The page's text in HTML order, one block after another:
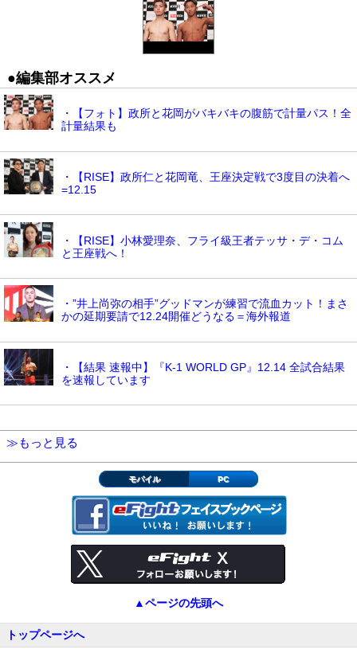
●編集部オススメ
・【フォト】政所と花岡がバキバキの腹筋で計量パス！全
計量結果も
・【RISE】政所仁と花岡竜、王座決定戦で3度目の決着へ
=12.15
・【RISE】小林愛理奈、フライ級王者テッサ・デ・コム
と王座戦へ！
・”井上尚弥の相手”グッドマンが練習で流血カット！まさ
かの延期要請で12.24開催どうなる＝海外報道
・【結果 速報中】『K-1 WORLD GP』12.14 全試合結果
を速報しています
≫もっと見る
モバイル PC
▲ページの先頭へ
トップページへ